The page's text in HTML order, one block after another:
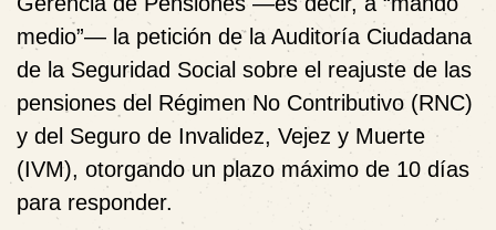
medio”— la petición de la Auditoría Ciudadana
de la Seguridad Social sobre el reajuste de las
pensiones del Régimen No Contributivo (RNC)
y del Seguro de Invalidez, Vejez y Muerte
(IVM), otorgando un plazo máximo de 10 días
para responder.